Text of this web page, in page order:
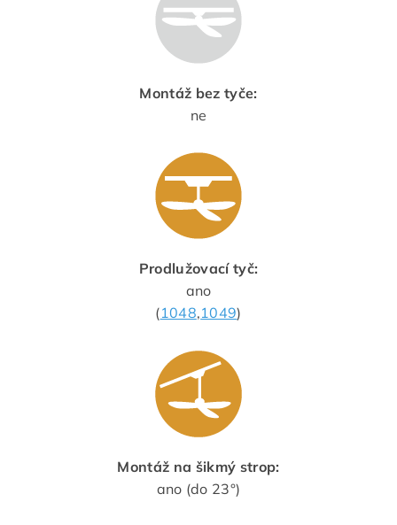
Montáž bez tyče:
ne
Prodlužovací tyč:
ano
(1048,1049)
Montáž na šikmý strop:
ano (do 23°)